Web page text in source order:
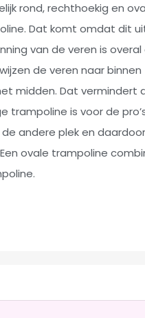
rond, rechthoekig en
Dat komt omdat dit
van de veren is overal
de veren naar binnen
midden. Dat vermindert
is voor de
andere plek en
ovale trampoline